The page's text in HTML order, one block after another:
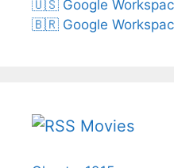
🇺🇸 Google
🇧🇷 Google
Movies